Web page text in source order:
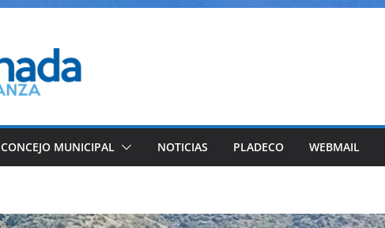
CONCEJO MUNICIPAL NOTICIAS PLADECO WEBMAIL